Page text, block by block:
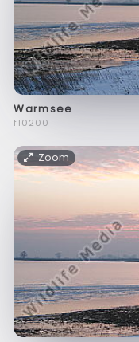
Warmsee
f10200
Zoom